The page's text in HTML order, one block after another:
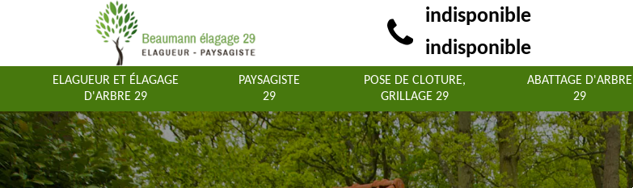
indisponible
indisponible
ELAGUEUR ET ÉLAGAGE
D'ARBRE 29
PAYSAGISTE
29
POSE DE CLOTURE,
GRILLAGE 29
ABATTAGE D'ARBRE
29